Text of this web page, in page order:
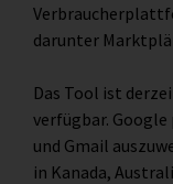
darunter
Das Tool ist
verfügbar. Google
und Gmail
in Kanada,